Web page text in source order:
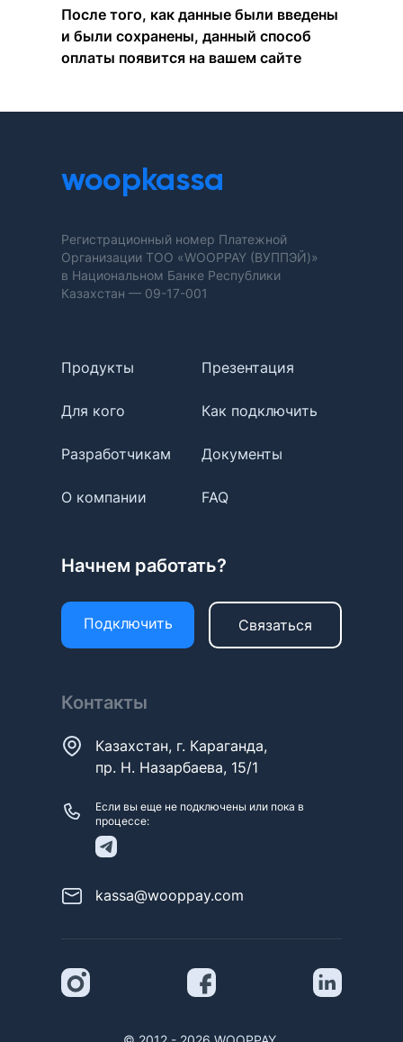
После того, как данные были введены
и были сохранены, данный способ
оплаты появится на вашем сайте
woopkassa
Регистрационный номер Платежной
Организации ТОО «WOOPPAY (ВУППЭЙ)»
в Национальном Банке Республики
Казахстан — 09-17-001
Продукты Презентация
Для кого Как подключить
Разработчикам Документы
О компании FAQ
Начнем работать?
Подключить Связаться
Контакты
Если вы еще не подключены или пока в
процессе:
kassa@wooppay.com
Казахстан, г. Караганда,
пр. Н. Назарбаева, 15/1